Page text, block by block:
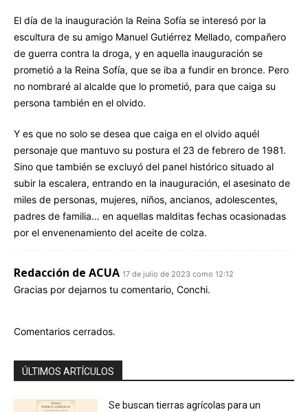
El día de la inauguración la Reina Sofía se interesó por la
escultura de su amigo Manuel Gutiérrez Mellado, compañero
de guerra contra la droga, y en aquella inauguración se
prometió a la Reina Sofía, que se iba a fundir en bronce. Pero
no nombraré al alcalde que lo prometió, para que caiga su
persona también en el olvido.
Y es que no solo se desea que caiga en el olvido aquél
personaje que mantuvo su postura el 23 de febrero de 1981.
Sino que también se excluyó del panel histórico situado al
subir la escalera, entrando en la inauguración, el asesinato de
miles de personas, mujeres, niños, ancianos, adolescentes,
padres de familia… en aquellas malditas fechas ocasionadas
por el envenenamiento del aceite de colza.
Redacción de ACUA 17 de julio de 2023 como 12:12
Gracias por dejarnos tu comentario, Conchi.
Comentarios cerrados.
ÚLTIMOS ARTÍCULOS
Se buscan tierras agrícolas para un